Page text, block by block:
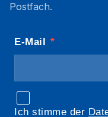
Postfach.